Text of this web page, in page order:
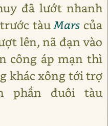
đã lướt nhanh
tàuMars của
lên, nã đạn vào
công áp mạn thì
khác xông tới trợ
phần đuôi tàu